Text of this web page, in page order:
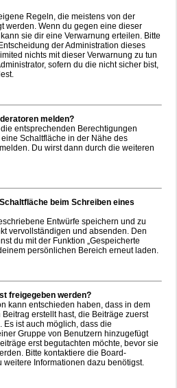
Regeln, die meistens von der
werden. Wenn du gegen eine dieser
sie dir eine Verwarnung erteilen. Bitte
der Administration dieses
nichts mit dieser Verwarnung zu tun
sofern du die nicht sicher bist,
melden?
entsprechenden Berechtigungen
Schaltfläche in der Nähe des
Du wirst dann durch die weiteren
beim Schreiben eines
Entwürfe speichern und zu
vervollständigen und absenden. Den
du mit der Funktion „Gespeicherte
persönlichen Bereich erneut laden.
freigegeben werden?
kann entschieden haben, dass in dem
erstellt hast, die Beiträge zuerst
Es ist auch möglich, dass die
Gruppe von Benutzern hinzugefügt
erst begutachten möchte, bevor sie
Bitte kontaktiere die Board-
weitere Informationen dazu benötigst.